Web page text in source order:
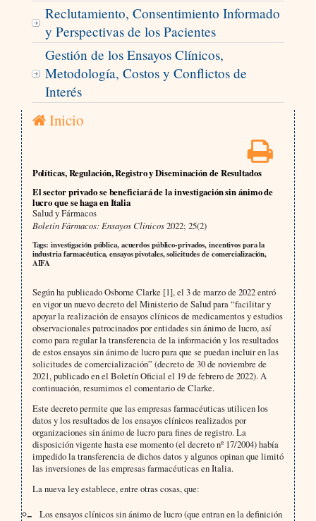
Reclutamiento, Consentimiento Informado
y Perspectivas de los Pacientes
Gestión de los Ensayos Clínicos,
Metodología, Costos y Conflictos de
Interés
Inicio
Políticas, Regulación, Registro y Diseminación de Resultados
El sector privado se beneficiará de la investigación sin ánimo de
lucro que se haga en Italia
Salud y Fármacos
Boletín Fármacos: Ensayos Clínicos2022; 25(2)
Tags: investigación pública, acuerdos público-privados, incentivos para la
industria farmacéutica, ensayos pivotales, solicitudes de comercialización,
AIFA
Según ha publicado Osborne Clarke [1], el 3 de marzo de 2022 entró
en vigor un nuevo decreto del Ministerio de Salud para “facilitar y
apoyar la realización de ensayos clínicos de medicamentos y estudios
observacionales patrocinados por entidades sin ánimo de lucro, así
como para regular la transferencia de la información y los resultados
de estos ensayos sin ánimo de lucro para que se puedan incluir en las
solicitudes de comercialización” (decreto de 30 de noviembre de
2021, publicado en el Boletín Oficial el 19 de febrero de 2022). A
continuación, resumimos el comentario de Clarke.
Este decreto permite que las empresas farmacéuticas utilicen los
datos y los resultados de los ensayos clínicos realizados por
organizaciones sin ánimo de lucro para fines de registro. La
disposición vigente hasta ese momento (el decreto nº 17/2004) había
impedido la transferencia de dichos datos y algunos opinan que limitó
las inversiones de las empresas farmacéuticas en Italia.
La nueva ley establece, entre otras cosas, que:
Los ensayos clínicos sin ánimo de lucro (que entran en la definición